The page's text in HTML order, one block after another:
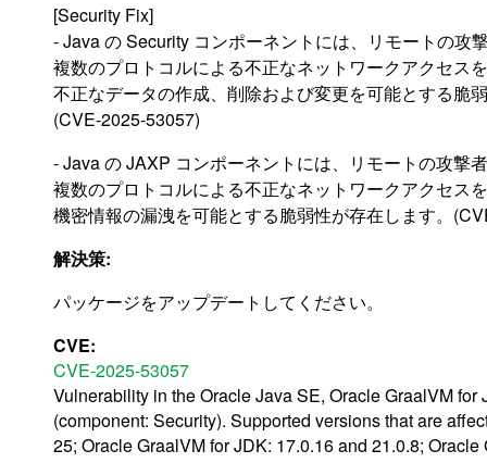
[Security Fix]
- Java の Security コンポーネントには、リモートの攻
複数のプロトコルによる不正なネットワークアクセス
不正なデータの作成、削除および変更を可能とする脆
(CVE-2025-53057)
- Java の JAXP コンポーネントには、リモートの攻撃
複数のプロトコルによる不正なネットワークアクセス
機密情報の漏洩を可能とする脆弱性が存在します。
解決策:
パッケージをアップデートしてください。
CVE:
CVE-2025-53057
Vulnerability in the Oracle Java SE, Oracle GraalVM
(component: Security). Supported versions that are
25; Oracle GraalVM for JDK: 17.0.16 and 21.0.8;